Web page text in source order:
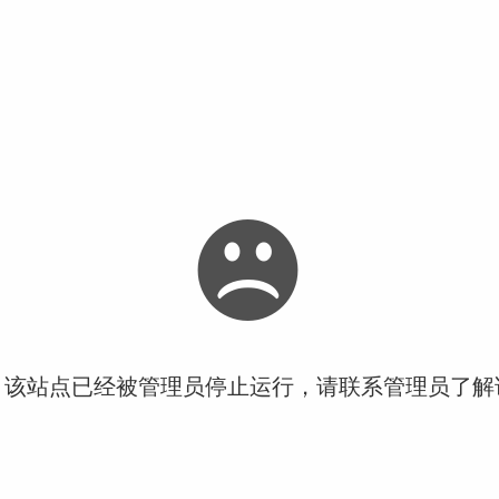
站点已经被管理员停止运行，请联系管理员了